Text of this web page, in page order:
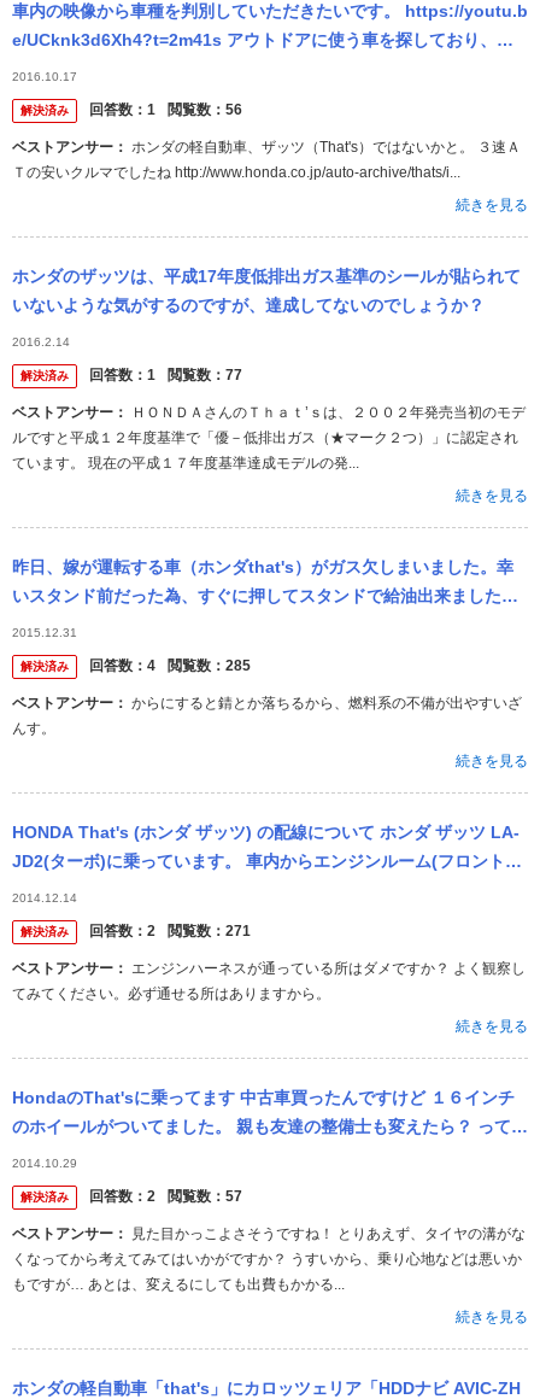
車内の映像から車種を判別していただきたいです。 https://youtu.b
e/UCknk3d6Xh4?t=2m41s アウトドアに使う車を探しており、参
考にしたいと思っています。 上記の...
2016.10.17
解決済み 回答数： 1 閲覧数： 56
ベストアンサー：
Ｔの安いクルマでしたね http://www.honda.co.jp/auto-archive/thats/i...
続きを見る
ホンダのザッツは、平成17年度低排出ガス基準のシールが貼られて
いないような気がするのですが、達成してないのでしょうか？
2016.2.14
解決済み 回答数： 1 閲覧数： 77
ベストアンサー：
ルですと平成１２年度基準で「優－低排出ガス（★マーク２つ）」に認定され
ています。 現在の平成１７年度基準達成モデルの発...
続きを見る
昨日、嫁が運転する車（ホンダthat's）がガス欠しまいました。幸
いスタンド前だった為、すぐに押してスタンドで給油出来ました。
エンジンはすぐにかかったのですがアイドリングに違和感（音？）
とニュー...
2015.12.31
解決済み 回答数： 4 閲覧数： 285
ベストアンサー：
んす。
続きを見る
HONDA That's (ホンダ ザッツ) の配線について ホンダ ザッツ LA-
JD2(ターボ)に乗っています。 車内からエンジンルーム(フロントバ
ンパー裏等)に 配線をしたいものがあるの...
2014.12.14
解決済み 回答数： 2 閲覧数： 271
ベストアンサー：
てみてください。必ず通せる所はありますから。
続きを見る
HondaのThat'sに乗ってます 中古車買ったんですけど １６インチ
のホイールがついてました。 親も友達の整備士も変えたら？ ってい
うんですけど どうなんですかねー。 見た目は気に入ってる...
2014.10.29
解決済み 回答数： 2 閲覧数： 57
ベストアンサー：
くなってから考えてみてはいかがですか？ うすいから、乗り心地などは悪いか
もですが… あとは、変えるにしても出費もかかる...
続きを見る
ホンダの軽自動車「that's」にカロッツェリア「HDDナビ AVIC-ZH